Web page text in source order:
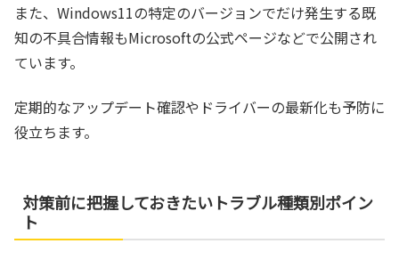
また、Windows11の特定のバージョンでだけ発生する既
知の不具合情報もMicrosoftの公式ページなどで公開され
ています。
定期的なアップデート確認やドライバーの最新化も予防に
役立ちます。
対策前に把握しておきたいトラブル種類別ポイン
ト